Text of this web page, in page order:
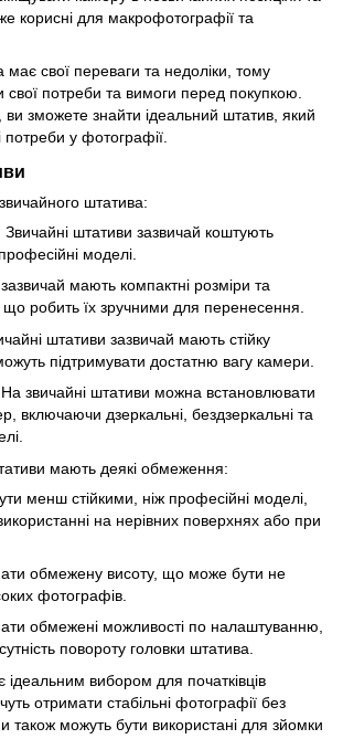
корисні для макрофотографії та
свої переваги та недоліки, тому
свої потреби та вимоги перед покупкою.
ви зможете знайти ідеальний штатив, який
у фотографії.
штатива:
Звичайні штативи зазвичай коштують
моделі.
мають компактні розміри та
що робить їх зручними для перенесення.
штативи зазвичай мають стійку
підтримувати достатню вагу камери.
На звичайні штативи можна встановлювати
включаючи дзеркальні, бездзеркальні та
мають деякі обмеження:
менш стійкими, ніж професійні моделі,
на нерівних поверхнях або при
обмежену висоту, що може бути не
фотографів.
обмежені можливості по налаштуванню,
повороту головки штатива.
ідеальним вибором для початківців
отримати стабільні фотографії без
також можуть бути використані для зйомки